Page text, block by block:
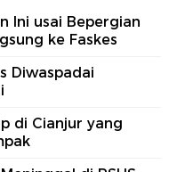
Ini usai Bepergian
ke Faskes
Diwaspadai
di Cianjur yang